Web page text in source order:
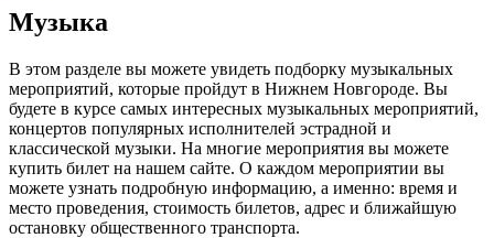
Музыка
В этом разделе вы можете увидеть подборку музыкальных
мероприятий, которые пройдут в Нижнем Новгороде. Вы
будете в курсе самых интересных музыкальных мероприятий,
концертов популярных исполнителей эстрадной и
классической музыки. На многие мероприятия вы можете
купить билет на нашем сайте. О каждом мероприятии вы
можете узнать подробную информацию, а именно: время и
место проведения, стоимость билетов, адрес и ближайшую
остановку общественного транспорта.